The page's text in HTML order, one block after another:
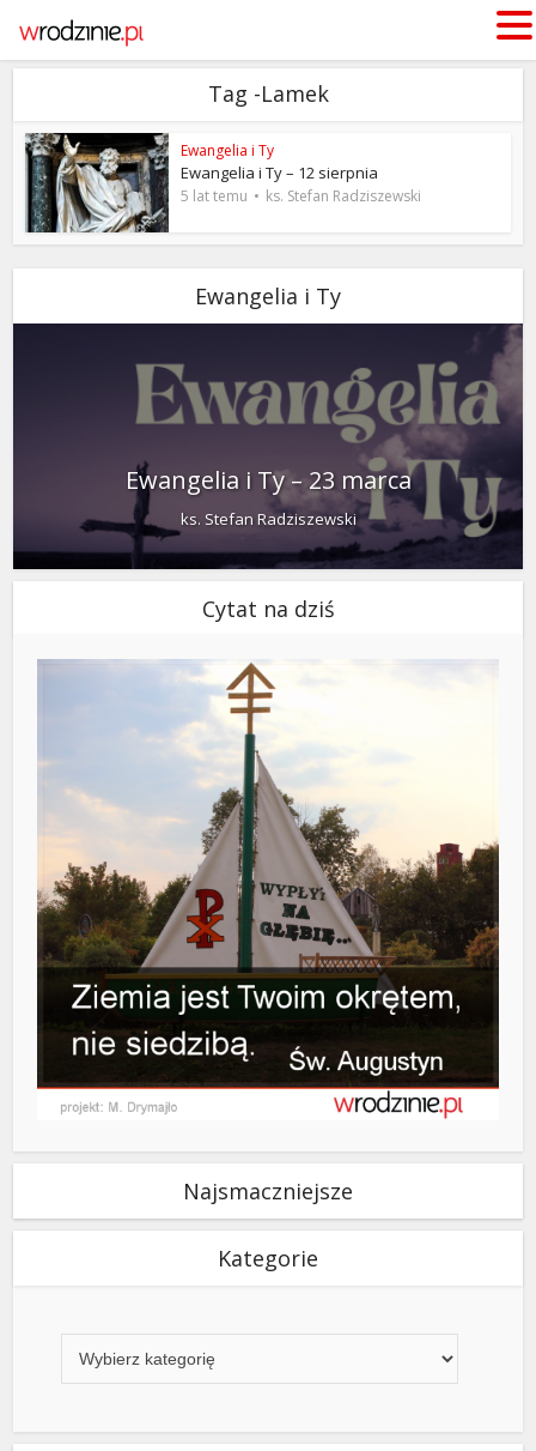
Tag -Lamek
Ewangelia i Ty
Ewangelia i Ty – 12 sierpnia
5 lat temu ks. Stefan Radziszewski
Ewangelia i Ty
Ewangelia i Ty – 23 marca
ks. Stefan Radziszewski
Cytat na dziś
Najsmaczniejsze
Kategorie